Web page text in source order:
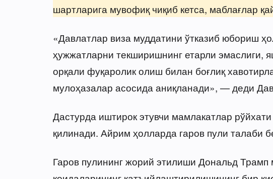
шартларига мувофиқ чиқиб кетса, маблағлар
«Давлатлар виза муддатини ўтказиб юбориш
ҳужжатларни текширишнинг етарли эмаслиги,
орқали фуқаролик олиш билан боғлиқ
мулоҳазалар асосида аниқланади», — деди
Дастурда иштирок этувчи мамлакатлар рўйхати
қилинади. Айрим ҳолларда гаров пули талаби
Гаров пулининг жорий этилиши Дональд